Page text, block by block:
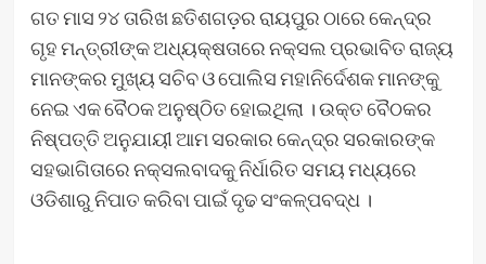
ଗତ ମାସ ୨୪ ତାରିଖ ଛତିଶଗଡ଼ର ରାୟପୁର ଠାରେ କେନ୍ଦ୍ର
ଗୃହ ମନ୍ତ୍ରୀଙ୍କ ଅଧ୍ୟକ୍ଷତାରେ ନକ୍ସଲ ପ୍ରଭାବିତ ରାଜ୍ୟ
ମାନଙ୍କର ମୁଖ୍ୟ ସଚିବ ଓ ପୋଲିସ ମହାନିର୍ଦେଶକ ମାନଙ୍କୁ
ନେଇ ଏକ ବୈଠକ ଅନୁଷ୍ଠିତ ହୋଇଥିଲା । ଉକ୍ତ ବୈଠକର
ନିଷ୍ପତ୍ତି ଅନୁଯାୟୀ ଆମ ସରକାର କେନ୍ଦ୍ର ସରକାରଙ୍କ
ସହଭାଗିତାରେ ନକ୍ସଲବାଦକୁ ନିର୍ଧାରିତ ସମୟ ମଧ୍ୟରେ
ଓଡିଶାରୁ ନିପାତ କରିବା ପାଇଁ ଦୃଢ ସଂକଳ୍ପବଦ୍ଧ ।